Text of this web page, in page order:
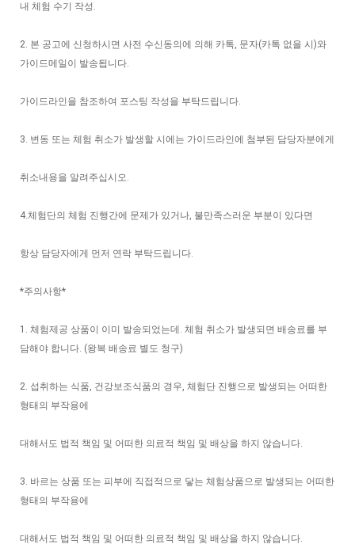
내 체험 수기 작성.
2. 본 공고에 신청하시면 사전 수신동의에 의해 카톡, 문자(카톡 없을 시)와
가이드메일이 발송됩니다.
가이드라인을 참조하여 포스팅 작성을 부탁드립니다.
3. 변동 또는 체험 취소가 발생할 시에는 가이드라인에 첨부된 담당자분에게
취소내용을 알려주십시오.
4.체험단의 체험 진행간에 문제가 있거나, 불만족스러운 부분이 있다면
항상 담당자에게 먼저 연락 부탁드립니다.
*주의사항*
1. 체험제공 상품이 이미 발송되었는데. 체험 취소가 발생되면 배송료를 부
담해야 합니다. (왕복 배송료 별도 청구)
2. 섭취하는 식품, 건강보조식품의 경우, 체험단 진행으로 발생되는 어떠한
형태의 부작용에
대해서도 법적 책임 및 어떠한 의료적 책임 및 배상을 하지 않습니다.
3. 바르는 상품 또는 피부에 직접적으로 닿는 체험상품으로 발생되는 어떠한
형태의 부작용에
대해서도 법적 책임 및 어떠한 의료적 책임 및 배상을 하지 않습니다.